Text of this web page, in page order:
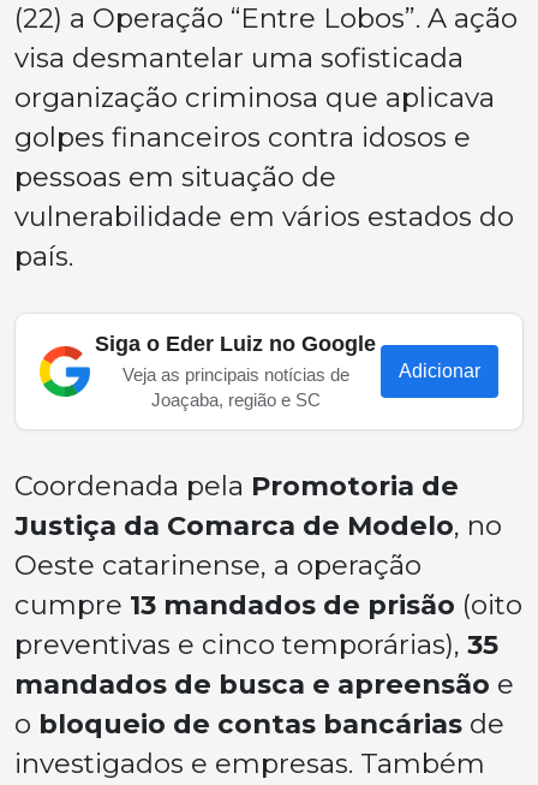
(22) a Operação “Entre Lobos”. A ação
visa desmantelar uma sofisticada
organização criminosa que aplicava
golpes financeiros contra idosos e
pessoas em situação de
vulnerabilidade em vários estados do
país.
Siga o Eder Luiz no Google
Veja as principais notícias de
Joaçaba, região e SC
Adicionar
Coordenada pela Promotoria de
Justiça da Comarca de Modelo, no
Oeste catarinense, a operação
cumpre 13 mandados de prisão (oito
preventivas e cinco temporárias), 35
mandados de busca e apreensão e
o bloqueio de contas bancárias de
investigados e empresas. Também